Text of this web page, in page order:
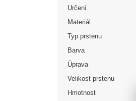
Určení
Materiál
Typ prstenu
Barva
Úprava
Velikost prstenu
Hmotnost